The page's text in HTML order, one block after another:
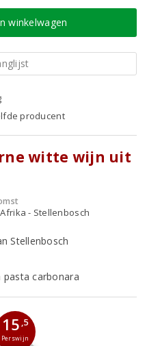
winkelwagen
producent
witte wijn uit
- Stellenbosch
Stellenbosch
carbonara
15 ,5
Perswijn